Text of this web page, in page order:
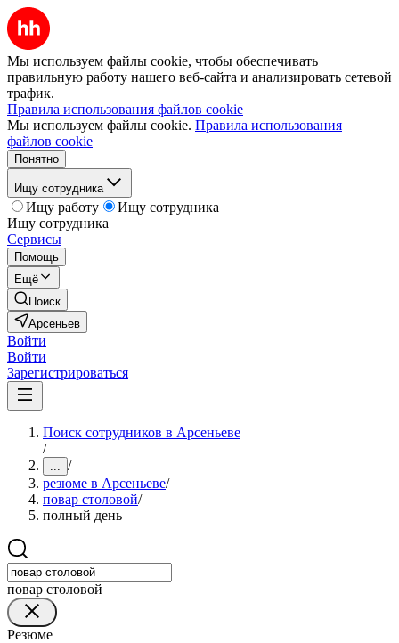
Мы используем файлы cookie, чтобы обеспечивать
правильную работу нашего веб-сайта и анализировать сетевой
трафик.
Правила использования файлов cookie
Мы используем файлы cookie. Правила использования
файлов cookie
Понятно
Ищу сотрудника
Ищу работу
Ищу сотрудника
Ищу сотрудника
Сервисы
Помощь
Ещё
Поиск
Арсеньев
Войти
Войти
Зарегистрироваться
Поиск сотрудников в Арсеньеве
/
... /
резюме в Арсеньеве/
повар столовой/
полный день
повар столовой
Резюме